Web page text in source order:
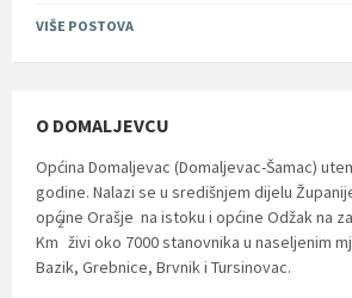
VIŠE POSTOVA
O DOMALJEVCU
Općina Domaljevac (Domaljevac-Šamac)
godine. Nalazi se u središnjem dijelu
općine Orašje na istoku i općine Odžak na
Km
2
živi oko 7000 stanovnika u naseljenim
Bazik, Grebnice, Brvnik i Tursinovac.